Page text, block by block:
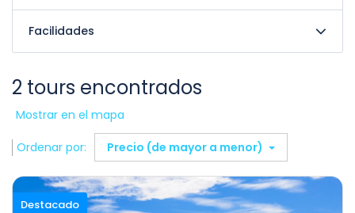
Facilidades
2 tours encontrados
Mostrar en el mapa
Ordenar por: Precio (de mayor a menor)
Destacado